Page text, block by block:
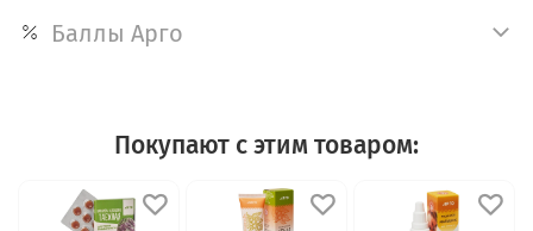
Баллы Арго
Покупают с этим товаром: